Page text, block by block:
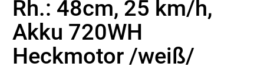
Rh.: 48cm, 25 km/h,
Akku 720WH
Heckmotor /weiß/